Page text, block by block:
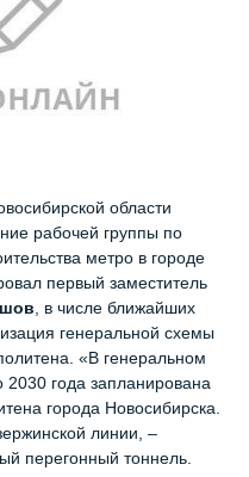
области
рабочей группы по
метро в городе
первый заместитель
, в числе ближайших
генеральной схемы
«В генеральном
2030 года запланирована
города Новосибирска.
линии, –
перегонный тоннель.